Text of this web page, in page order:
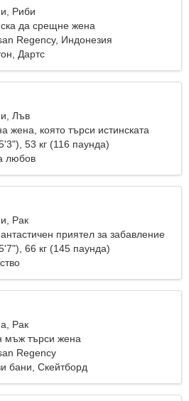
Риби
да срещне жена
Regency, Индонезия
Дартс
Лъв
жена, която търси истинската
53 кг (116 паунда)
любов
Рак
приятел за забавление
66 кг (145 паунда)
Рак
мъж търси жена
Regency
бани, Скейтборд